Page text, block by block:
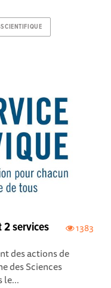
1383
services
des actions de
des Sciences
le...